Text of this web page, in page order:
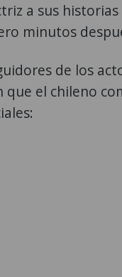
a sus historias
minutos
de los
que el chileno